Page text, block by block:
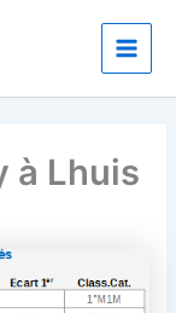
Main
à Lhuis